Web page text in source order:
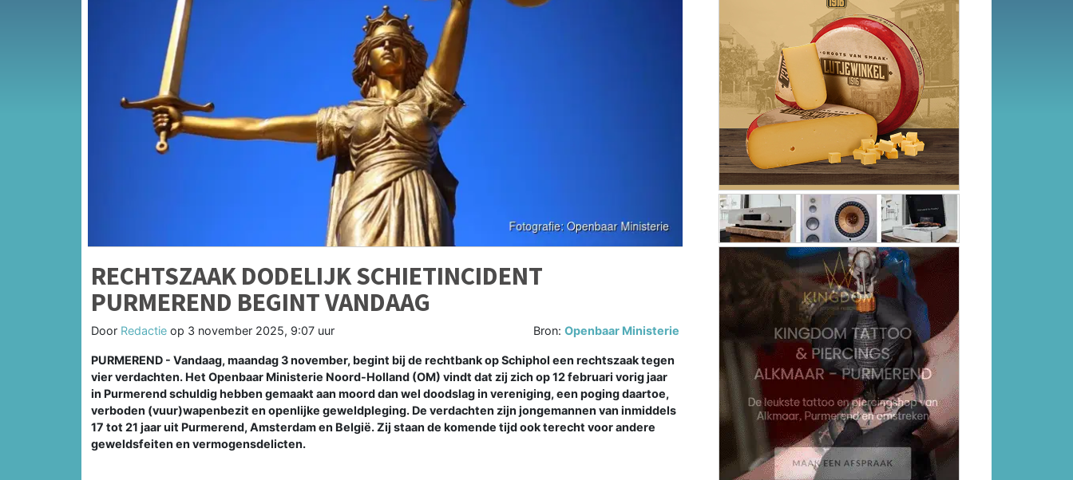
RECHTSZAAK DODELIJK SCHIETINCIDENT
PURMEREND BEGINT VANDAAG
Door Redactie op 3 november 2025, 9:07 uur Bron:Openbaar Ministerie
PURMEREND - Vandaag, maandag 3 november, begint bij de rechtbank op Schiphol een rechtszaak tegen
vier verdachten. Het Openbaar Ministerie Noord-Holland (OM) vindt dat zij zich op 12 februari vorig jaar
in Purmerend schuldig hebben gemaakt aan moord dan wel doodslag in vereniging, een poging daartoe,
verboden (vuur)wapenbezit en openlijke geweldpleging. De verdachten zijn jongemannen van inmiddels
17 tot 21 jaar uit Purmerend, Amsterdam en België. Zij staan de komende tijd ook terecht voor andere
geweldsfeiten en vermogensdelicten.